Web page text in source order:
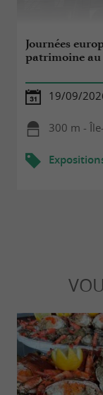
Journées
patrimoine au
19/09/
300 m -